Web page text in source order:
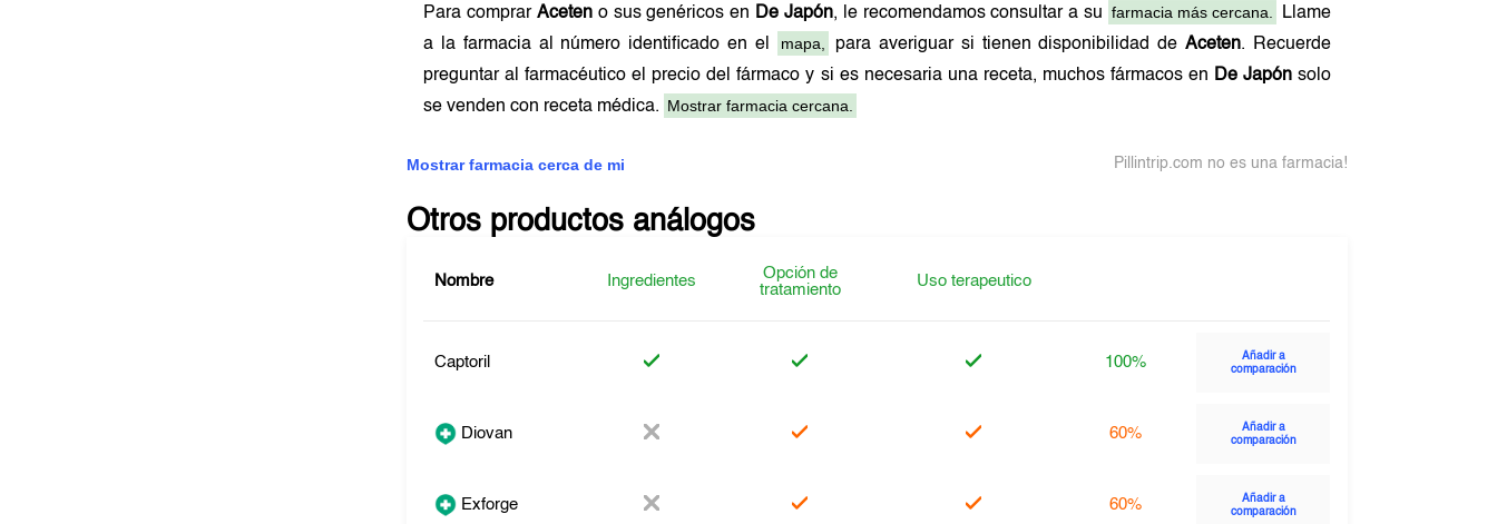
Para comprar Aceteno sus genéricos en De Japón, le recomendamos consultar a su farmacia más cercana.
Llame
a la farmacia al número identificado en el
mapa, para averiguar si tienen disponibilidad de Aceten. Recuerde
preguntar al farmacéutico el precio del fármaco y si es necesaria una receta, muchos fármacos en De Japónsolo
se venden con receta médica. Mostrar farmacia cercana.
Mostrar farmacia cerca de mi Pillintrip.com no es una farmacia!
Otros productos análogos
Nombre Ingredientes
Opción de
tratamiento
Uso terapeutico
Captoril 100%
Añadir a
comparación
Diovan 60%
Añadir a
comparación
Exforge 60%
Añadir a
comparación